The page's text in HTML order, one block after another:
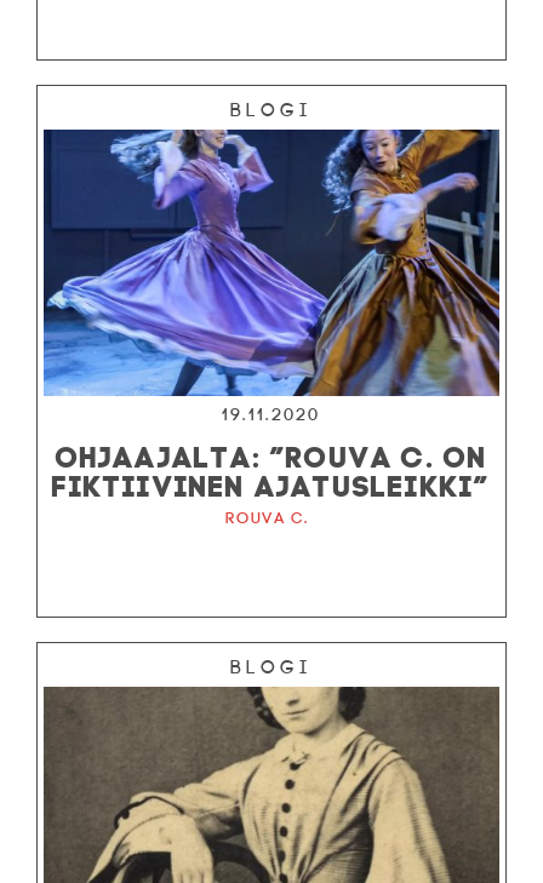
Blogi
19.11.2020
OHJAAJALTA: ”ROUVA C. ON
FIKTIIVINEN AJATUSLEIKKI”
Rouva C.
Blogi